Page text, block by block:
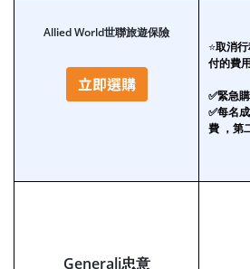
Allied World世聯旅遊保險
⭐取消
付的費
✅緊急
✅每名
費 ，第
Generali忠意